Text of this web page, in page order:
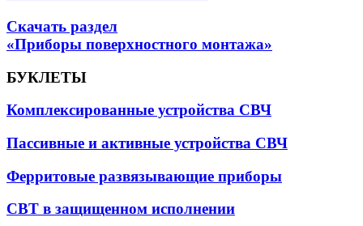
Скачать раздел
«Приборы поверхностного монтажа»
БУКЛЕТЫ
Комплексированные устройства СВЧ
Пассивные и активные устройства СВЧ
Ферритовые развязывающие приборы
СВТ в защищенном исполнении